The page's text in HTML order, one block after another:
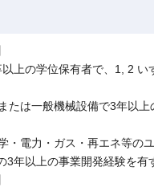
上の学位保有者で、1, 2 い
たは一般機械設備で3年以上
・電力・ガス・再エネ等の
3年以上の事業開発経験を有